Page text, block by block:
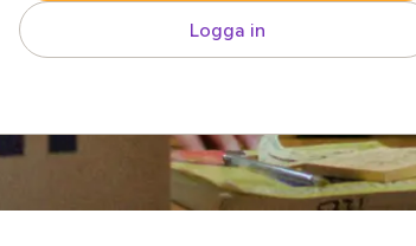
Logga in